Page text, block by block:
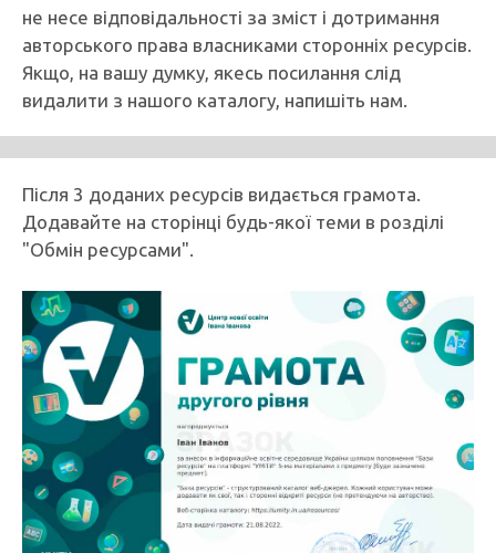
не несе відповідальності за зміст і дотримання
авторського права власниками сторонніх ресурсів.
Якщо, на вашу думку, якесь посилання слід
видалити з нашого каталогу, напишіть нам.
Після 3 доданих ресурсів видається грамота.
Додавайте на сторінці будь-якої теми в розділі
"Обмін ресурсами".